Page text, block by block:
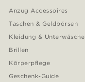
Anzug Accessoires
Taschen & Geldbörsen
Kleidung & Unterwäsche
Brillen
Körperpflege
Geschenk-Guide